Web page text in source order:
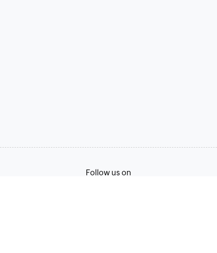
Follow us on